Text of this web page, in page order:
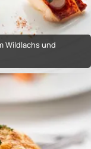
Wildlachs und